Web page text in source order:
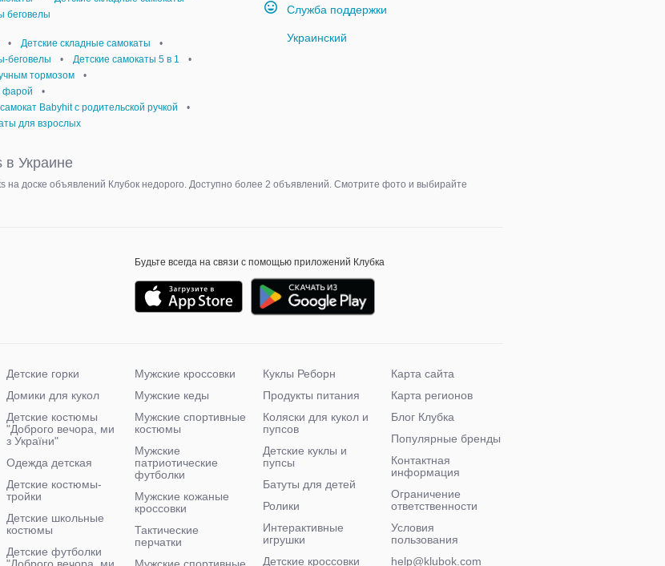
Служба поддержки
Украинский
беговелы
• Детские складные самокаты
•
беговелы • Детские самокаты 5 в 1
•
тормозом
•
фарой
•
Babyhit с родительской ручкой
•
для взрослых
в Украине
на доске объявлений Клубок недорого. Доступно более 2 объявлений. Смотрите фото и выбирайте
Будьте всегда на связи с помощью приложений Клубка
Детские горки
Домики для кукол
Детские костюмы
"Доброго вечора, ми
з України"
Одежда детская
Детские костюмы-
тройки
Детские школьные
костюмы
Детские футболки
Мужские кроссовки
Мужские кеды
Мужские спортивные
костюмы
Мужские
патриотические
футболки
Мужские кожаные
кроссовки
Тактические
перчатки
Куклы Реборн
Продукты питания
Коляски для кукол и
пупсов
Детские куклы и
пупсы
Батуты для детей
Ролики
Интерактивные
игрушки
Детские кроссовки
Карта сайта
Карта регионов
Блог Клубка
Популярные бренды
Контактная
информация
Ограничение
ответственности
Условия
пользования
help@klubok.com